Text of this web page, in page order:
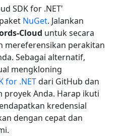
SDK for .NET'
NuGet. Jalankan
Cloud untuk secara
mereferensikan perakitan
Sebagai alternatif,
mengkloning
for .NETdari GitHub dan
proyek Anda. Harap ikuti
kredensial
dengan cepat dan